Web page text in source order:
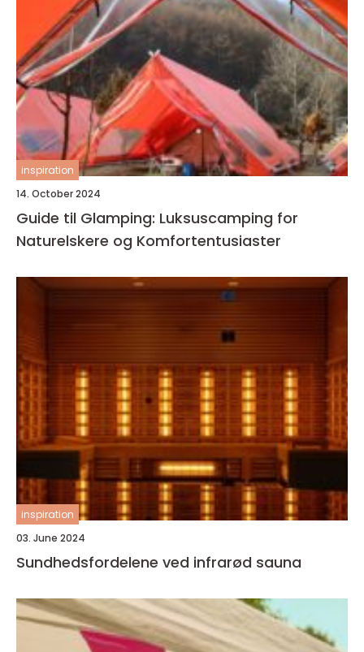
inspiration
14. October 2024
Guide til Glamping: Luksuscamping for
Naturelskere og Komfortentusiaster
inspiration
03. June 2024
Sundhedsfordelene ved infrarød sauna